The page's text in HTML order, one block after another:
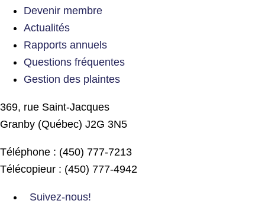
Devenir membre
Actualités
Rapports annuels
Questions fréquentes
Gestion des plaintes
369, rue Saint-Jacques
Granby (Québec) J2G 3N5
Téléphone : (450) 777-7213
Télécopieur : (450) 777-4942
Suivez-nous!